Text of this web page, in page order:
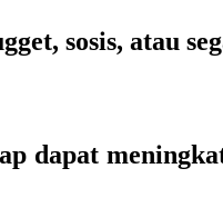
sosis, atau
dapat